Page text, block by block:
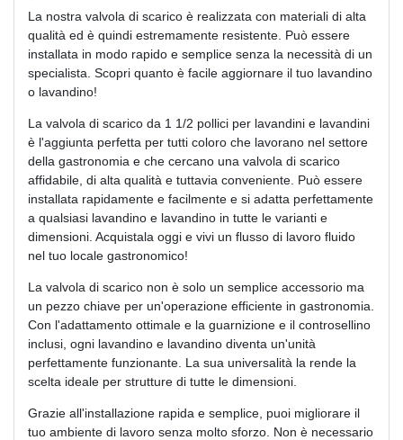
La nostra valvola di scarico è realizzata con materiali di alta
qualità ed è quindi estremamente resistente. Può essere
installata in modo rapido e semplice senza la necessità di un
specialista. Scopri quanto è facile aggiornare il tuo lavandino
o lavandino!
La valvola di scarico da 1 1/2 pollici per lavandini e lavandini
è l'aggiunta perfetta per tutti coloro che lavorano nel settore
della gastronomia e che cercano una valvola di scarico
affidabile, di alta qualità e tuttavia conveniente. Può essere
installata rapidamente e facilmente e si adatta perfettamente
a qualsiasi lavandino e lavandino in tutte le varianti e
dimensioni. Acquistala oggi e vivi un flusso di lavoro fluido
nel tuo locale gastronomico!
La valvola di scarico non è solo un semplice accessorio ma
un pezzo chiave per un'operazione efficiente in gastronomia.
Con l'adattamento ottimale e la guarnizione e il controsellino
inclusi, ogni lavandino e lavandino diventa un'unità
perfettamente funzionante. La sua universalità la rende la
scelta ideale per strutture di tutte le dimensioni.
Grazie all'installazione rapida e semplice, puoi migliorare il
tuo ambiente di lavoro senza molto sforzo. Non è necessario